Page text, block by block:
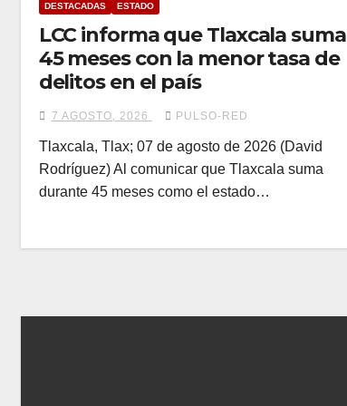
DESTACADAS ESTADO
LCC informa que Tlaxcala suma
45 meses con la menor tasa de
delitos en el país
7 AGOSTO, 2026 PULSO-RED
Tlaxcala, Tlax; 07 de agosto de 2026 (David
Rodríguez) Al comunicar que Tlaxcala suma
durante 45 meses como el estado…